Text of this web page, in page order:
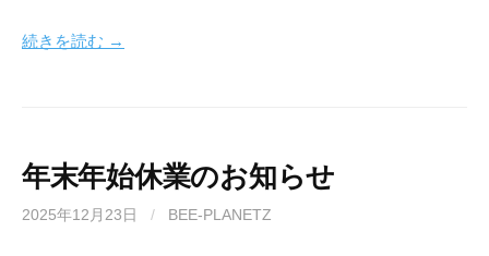
続きを読む →
年末年始休業のお知らせ
2025年12月23日 / BEE-PLANETZ